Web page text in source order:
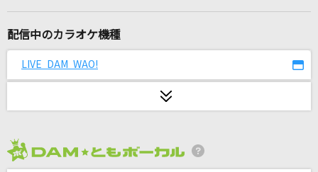
黒髪海峡
君がいた夏
配信中のカラオケ機種
LIVE DAM WAO!